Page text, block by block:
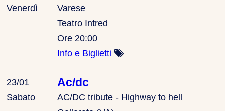
Venerdì
Varese
Teatro Intred
Ore 20:00
Info e Biglietti
23/01
Sabato
Ac/dc
AC/DC tribute - Highway to hell